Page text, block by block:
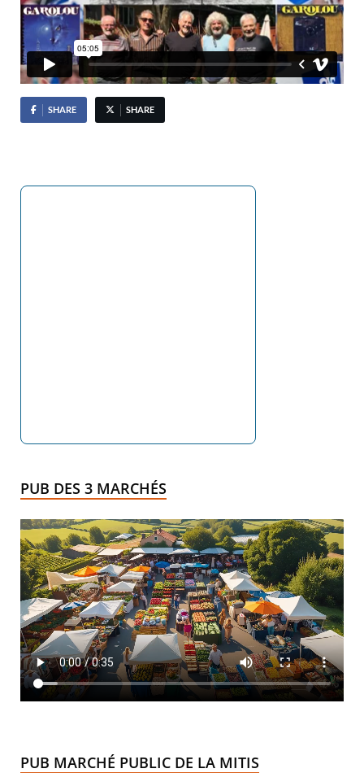
SHARE SHARE
PUB DES 3 MARCHÉS
PUB MARCHÉ PUBLIC DE LA MITIS